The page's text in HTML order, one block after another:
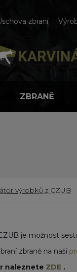
zbraní
ZBRANĚ
výrobků z CZUB
je možnost
zbraně na naší
naleznete ZDE .